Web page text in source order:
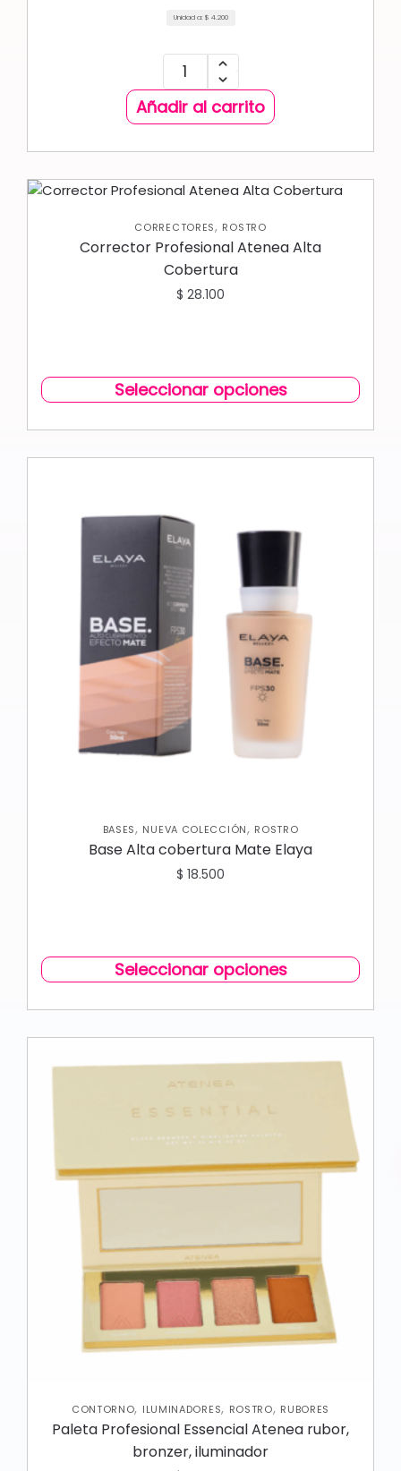
Unidad a: $ 4.200
Añadir al carrito
CORRECTORES, ROSTRO
Corrector Profesional Atenea Alta
Cobertura
$ 28.100
Seleccionar opciones
BASES, NUEVA COLECCIÓN, ROSTRO
Base Alta cobertura Mate Elaya
$ 18.500
Seleccionar opciones
CONTORNO, ILUMINADORES, ROSTRO, RUBORES
Paleta Profesional Essencial Atenea rubor,
bronzer, iluminador